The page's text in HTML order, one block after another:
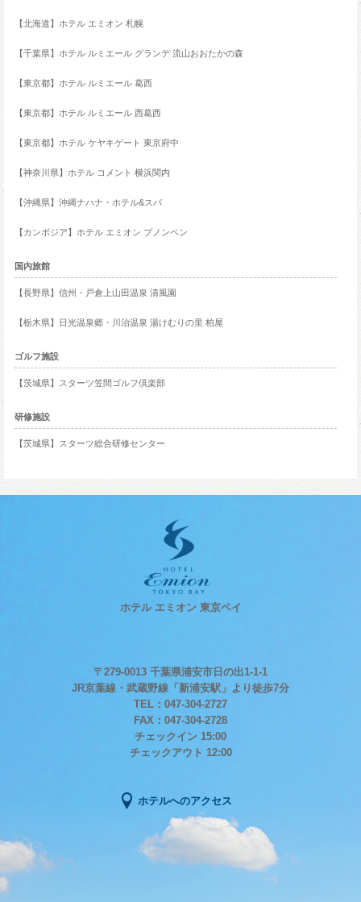
【北海道】ホテル エミオン 札幌
【千葉県】ホテル ルミエール グランデ 流山おおたかの森
【東京都】ホテル ルミエール 葛西
【東京都】ホテル ルミエール 西葛西
【東京都】ホテル ケヤキゲート 東京府中
【神奈川県】ホテル コメント 横浜関内
【沖縄県】沖縄ナハナ・ホテル&スパ
【カンボジア】ホテル エミオン プノンペン
国内旅館
【長野県】信州・戸倉上山田温泉 清風園
【栃木県】日光温泉郷・川治温泉 湯けむりの里 柏屋
ゴルフ施設
【茨城県】スターツ笠間ゴルフ倶楽部
研修施設
【茨城県】スターツ総合研修センター
ホテル エミオン 東京ベイ
〒279-0013 千葉県浦安市日の出1-1-1
JR京葉線・武蔵野線「新浦安駅」より徒歩7分
TEL：047-304-2727
FAX：047-304-2728
チェックイン 15:00
チェックアウト 12:00
ホテルへのアクセス